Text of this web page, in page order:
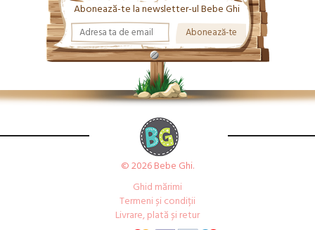
Abonează-te la newsletter-ul Bebe Ghi
© 2026 Bebe Ghi.
Ghid mărimi
Termeni și condiții
Livrare, plată și retur